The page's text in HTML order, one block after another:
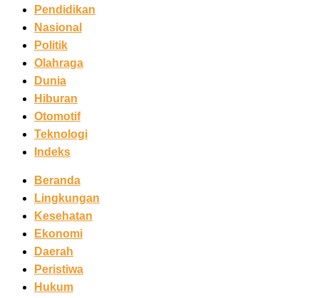
Pendidikan
Nasional
Politik
Olahraga
Dunia
Hiburan
Otomotif
Teknologi
Indeks
Beranda
Lingkungan
Kesehatan
Ekonomi
Daerah
Peristiwa
Hukum